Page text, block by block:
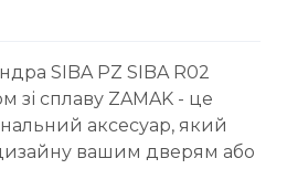
SIBA PZ SIBA R02
зі сплаву ZAMAK - це
аксесуар, який
вашим дверям або